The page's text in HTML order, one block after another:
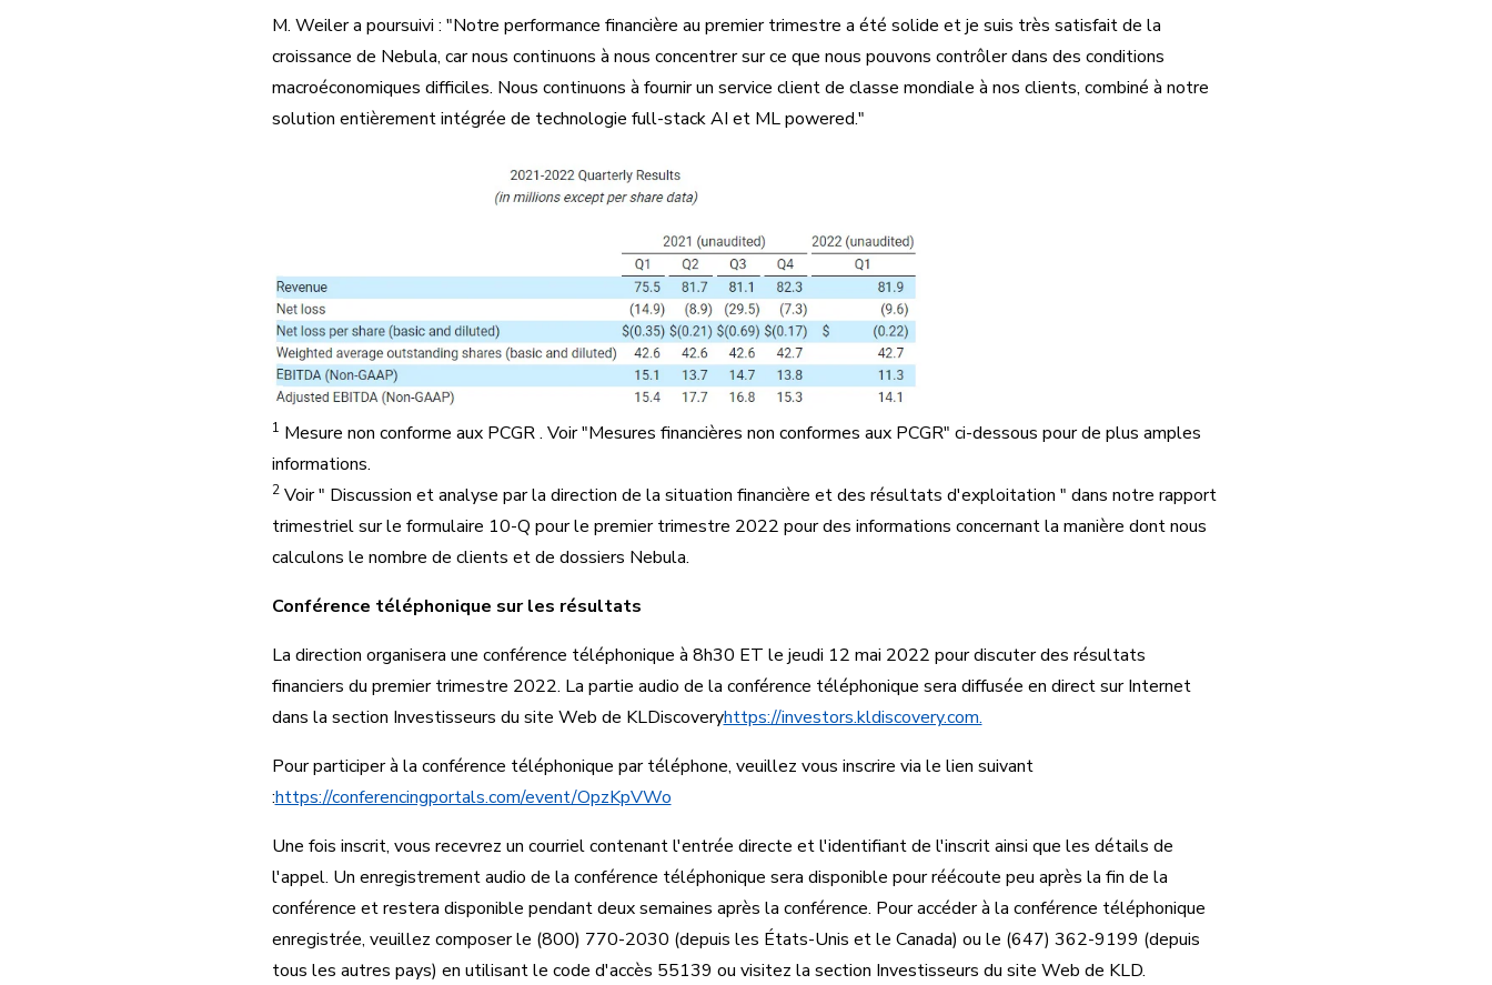
M. Weiler a poursuivi : "Notre performance financière au premier trimestre a été solide et je suis très satisfait de la
croissance de Nebula, car nous continuons à nous concentrer sur ce que nous pouvons contrôler dans des conditions
macroéconomiques difficiles. Nous continuons à fournir un service client de classe mondiale à nos clients, combiné à notre
solution entièrement intégrée de technologie full-stack AI et ML powered."
1 Mesure non conforme aux PCGR. Voir "Mesures financières non conformes aux PCGR" ci-dessous pour de plus amples
informations.
2Voir" Discussion et analyse par la direction de la situation financière et des résultats d'exploitation " dans notre rapport
trimestriel sur le formulaire 10-Q pour le premier trimestre 2022 pour des informations concernant la manière dont nous
calculons le nombre de clients et de dossiers Nebula.
Conférence téléphonique sur les résultats
La direction organisera une conférence téléphonique à 8h30 ET le jeudi 12 mai 2022 pour discuter des résultats
financiers du premier trimestre 2022. La partie audio de la conférence téléphonique sera diffusée en direct sur Internet
dans la section Investisseurs du site Web de KLDiscoveryhttps://investors.kldiscovery.com.
Pour participer à la conférence téléphonique par téléphone, veuillez vous inscrire via le lien suivant
:https://conferencingportals.com/event/OpzKpVWo
Une fois inscrit, vous recevrez un courriel contenant l'entrée directe et l'identifiant de l'inscrit ainsi que les détails de
l'appel. Un enregistrement audio de la conférence téléphonique sera disponible pour réécoute peu après la fin de la
conférence et restera disponible pendant deux semaines après la conférence. Pour accéder à la conférence téléphonique
enregistrée, veuillez composer le (800) 770-2030 (depuis les États-Unis et le Canada) ou le (647) 362-9199 (depuis
tous les autres pays) en utilisant le code d'accès 55139 ou visitez la section Investisseurs du site Web de KLD.